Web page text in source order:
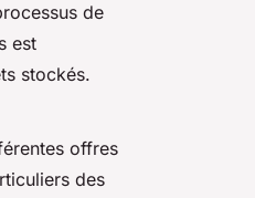
de
est
stockés.
offres
des